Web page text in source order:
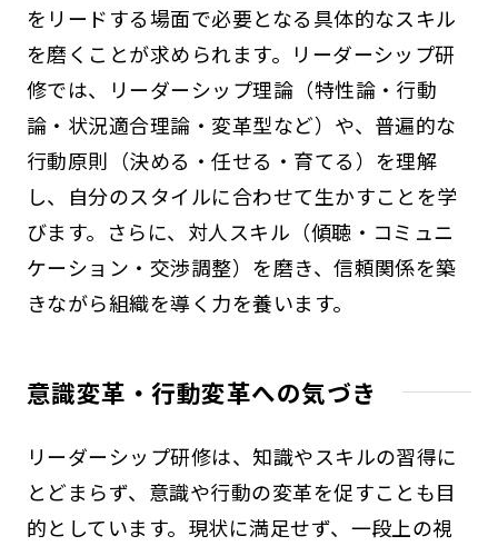
をリードする場面で必要となる具体的なスキル
を磨くことが求められます。リーダーシップ研
修では、リーダーシップ理論（特性論・行動
論・状況適合理論・変革型など）や、普遍的な
行動原則（決める・任せる・育てる）を理解
し、自分のスタイルに合わせて生かすことを学
びます。さらに、対人スキル（傾聴・コミュニ
ケーション・交渉調整）を磨き、信頼関係を築
きながら組織を導く力を養います。
意識変革・行動変革への気づき
リーダーシップ研修は、知識やスキルの習得に
とどまらず、意識や行動の変革を促すことも目
的としています。現状に満足せず、一段上の視